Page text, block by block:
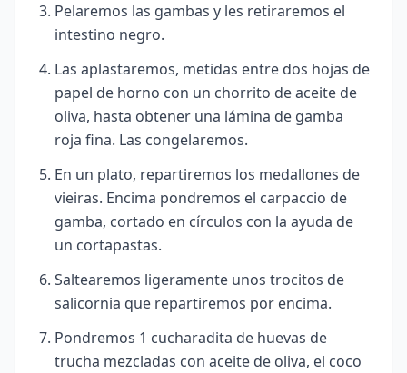
Pelaremos las gambas y les retiraremos el
intestino negro.
Las aplastaremos, metidas entre dos hojas de
papel de horno con un chorrito de aceite de
oliva, hasta obtener una lámina de gamba
roja fina. Las congelaremos.
En un plato, repartiremos los medallones de
vieiras. Encima pondremos el carpaccio de
gamba, cortado en círculos con la ayuda de
un cortapastas.
Saltearemos ligeramente unos trocitos de
salicornia que repartiremos por encima.
Pondremos 1 cucharadita de huevas de
trucha mezcladas con aceite de oliva, el coco